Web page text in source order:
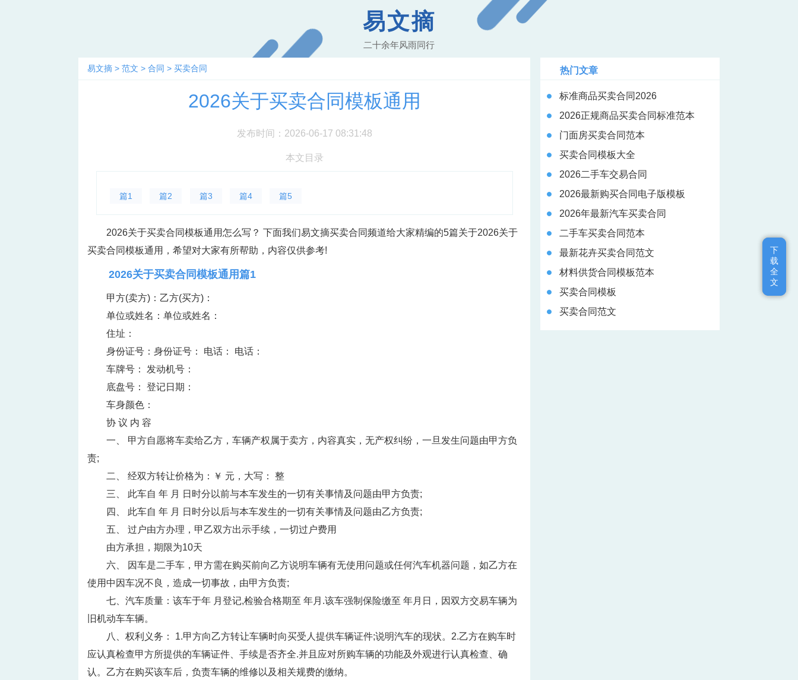
易文摘
二十余年风雨同行
易文摘 > 范文 > 合同 > 买卖合同
2026关于买卖合同模板通用
发布时间：2026-06-17 08:31:48
本文目录
篇1 篇2 篇3 篇4 篇5
2026关于买卖合同模板通用怎么写？ 下面我们易文摘买卖合同频道给大家精编的5篇关于2026关于
买卖合同模板通用，希望对大家有所帮助，内容仅供参考!
2026关于买卖合同模板通用篇1
甲方(卖方)：乙方(买方)：
单位或姓名：单位或姓名：
住址：
身份证号：身份证号： 电话： 电话：
车牌号： 发动机号：
底盘号： 登记日期：
车身颜色：
协 议 内 容
一、 甲方自愿将车卖给乙方，车辆产权属于卖方，内容真实，无产权纠纷，一旦发生问题由甲方负
责;
二、 经双方转让价格为：￥ 元，大写： 整
三、 此车自 年 月 日时分以前与本车发生的一切有关事情及问题由甲方负责;
四、 此车自 年 月 日时分以后与本车发生的一切有关事情及问题由乙方负责;
五、 过户由方办理，甲乙双方出示手续，一切过户费用
由方承担，期限为10天
六、 因车是二手车，甲方需在购买前向乙方说明车辆有无使用问题或任何汽车机器问题，如乙方在
使用中因车况不良，造成一切事故，由甲方负责;
七、汽车质量：该车于年 月登记,检验合格期至 年月.该车强制保险缴至 年月日，因双方交易车辆为
旧机动车车辆。
八、权利义务： 1.甲方向乙方转让车辆时向买受人提供车辆证件;说明汽车的现状。2.乙方在购车时
应认真检查甲方所提供的车辆证件、手续是否齐全.并且应对所购车辆的功能及外观进行认真检查、确
认。乙方在购买该车后，负责车辆的维修以及相关规费的缴纳。
热门文章
标准商品买卖合同2026
2026正规商品买卖合同标准范本
门面房买卖合同范本
买卖合同模板大全
2026二手车交易合同
2026最新购买合同电子版模板
2026年最新汽车买卖合同
二手车买卖合同范本
最新花卉买卖合同范文
材料供货合同模板范本
买卖合同模板
买卖合同范文
下
载
全
文
下
载
全
文